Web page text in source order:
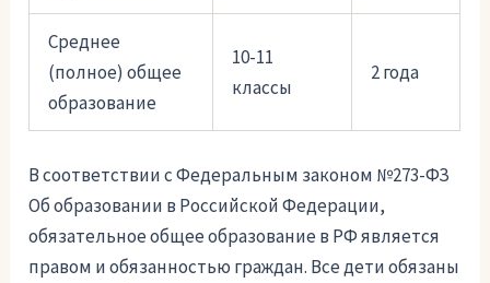
Среднее
(полное) общее
образование
10-11
классы
2 года
В соответствии с Федеральным законом №273-ФЗ
Об образовании в Российской Федерации,
обязательное общее образование в РФ является
правом и обязанностью граждан. Все дети обязаны